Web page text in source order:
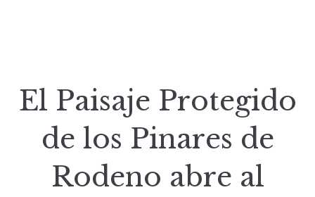
El Paisaje Protegido
de los Pinares de
Rodeno abre al